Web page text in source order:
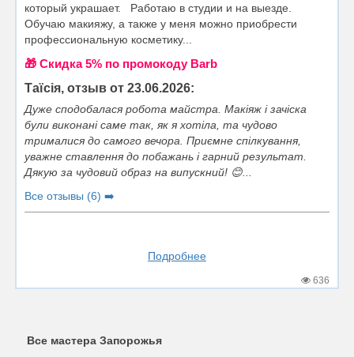
который украшает. Работаю в студии и на выезде.
Обучаю макияжу, а также у меня можно приобрести
профессиональную косметику...
🎁 Cкидка 5% по промокоду Barb
Таїсія, отзыв от 23.06.2026:
Дуже сподобалася робота майстра. Макіяж і зачіска
були виконані саме так, як я хотіла, та чудово
трималися до самого вечора. Приємне спілкування,
уважне ставлення до побажань і гарний результат.
Дякую за чудовий образ на випускний! 😊...
Все отзывы (6) ➡️
Подробнее
636
Все мастера Запорожья